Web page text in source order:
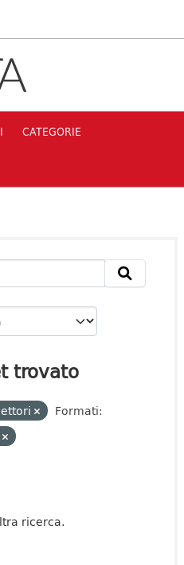
CATEGORIE
trovato
Formati:
ricerca.